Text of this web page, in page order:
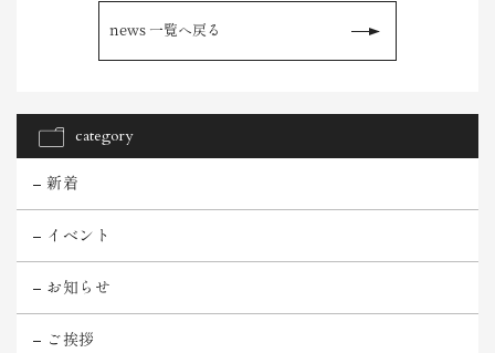
news 一覧へ戻る
category
新着
イベント
お知らせ
ご挨拶